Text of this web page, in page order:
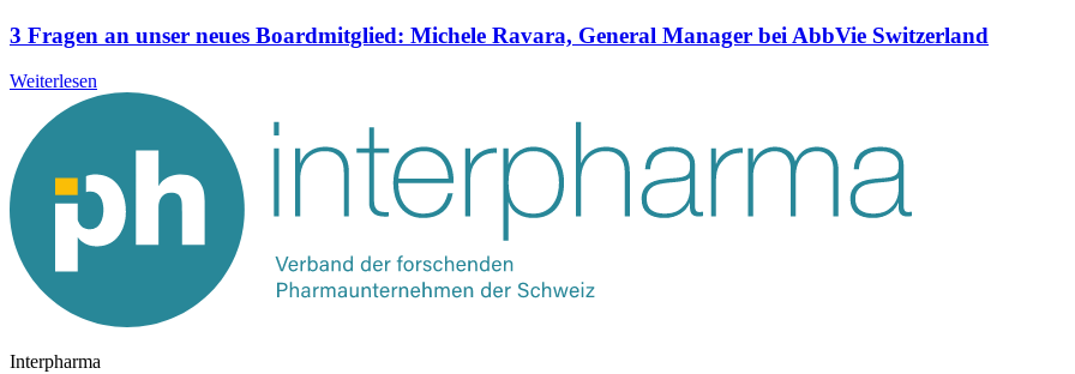
3 Fragen an unser neues Boardmitglied: Michele Ravara, General Manager bei AbbVie Switzerland
Weiterlesen
Interpharma